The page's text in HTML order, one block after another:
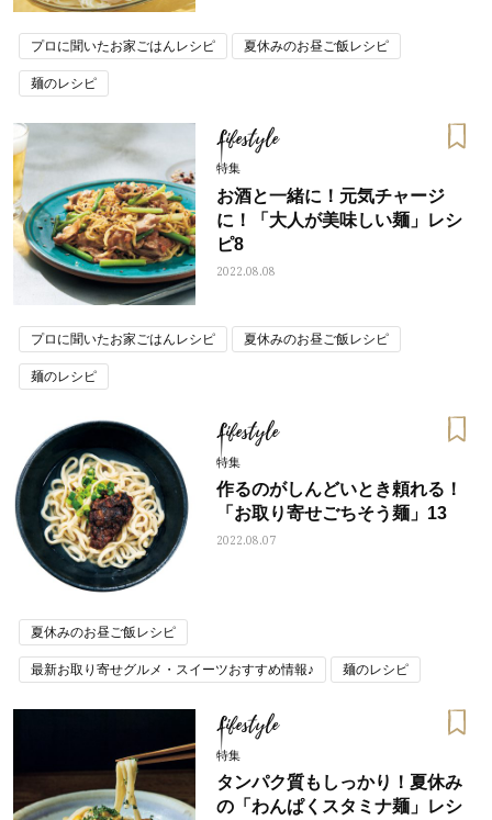
プロに聞いたお家ごはんレシピ 夏休みのお昼ご飯レシピ
麺のレシピ
Lifestyle
特集
お酒と一緒に！元気チャージ
に！「大人が美味しい麺」レシ
ピ8
2022.08.08
プロに聞いたお家ごはんレシピ 夏休みのお昼ご飯レシピ
麺のレシピ
Lifestyle
特集
作るのがしんどいとき頼れる！
「お取り寄せごちそう麺」13
2022.08.07
夏休みのお昼ご飯レシピ
最新お取り寄せグルメ・スイーツおすすめ情報♪ 麺のレシピ
Lifestyle
特集
タンパク質もしっかり！夏休み
の「わんぱくスタミナ麺」レシ